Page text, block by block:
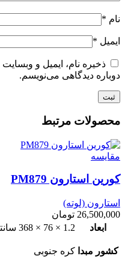
نام *
ایمیل *
ذخیره نام، ایمیل و
دوباره دیدگاهی می‌نویسم.
محصولات مرتبط
مقایسه
کورین استارون PM879
استارون (لوته)
26,500,000 تومان
ابعاد
1.2 × 76 × 368 سانتیمتر
کشور مبدا کره جنوبی